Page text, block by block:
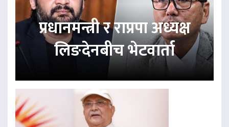
प्रधानमन्त्री र राप्रपा अध्यक्ष
लिङदेनबीच भेटवार्ता